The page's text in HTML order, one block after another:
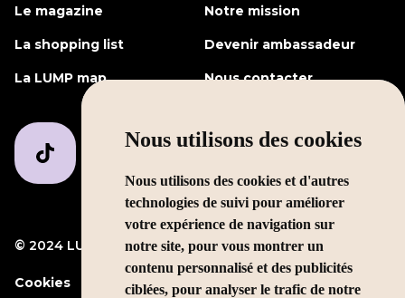
Nous utilisons des cookies
Nous utilisons des cookies et d'autres
technologies de suivi pour améliorer
votre expérience de navigation sur
notre site, pour vous montrer un
contenu personnalisé et des publicités
ciblées, pour analyser le trafic de notre
Le magazine Notre mission
La shopping list Devenir ambassadeur
La LUMP map Nous contacter
© 2024 LUMP Media Mentions légales
Cookies